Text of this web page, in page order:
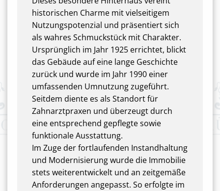
historischen Charme mit vielseitigem
Nutzungspotenzial und präsentiert sich
als wahres Schmuckstück mit Charakter.
Ursprünglich im Jahr 1925 errichtet, blickt
das Gebäude auf eine lange Geschichte
zurück und wurde im Jahr 1990 einer
umfassenden Umnutzung zugeführt.
Seitdem diente es als Standort für
Zahnarztpraxen und überzeugt durch
eine entsprechend gepflegte sowie
funktionale Ausstattung.
Im Zuge der fortlaufenden Instandhaltung
und Modernisierung wurde die Immobilie
stets weiterentwickelt und an zeitgemäße
Anforderungen angepasst. So erfolgte im